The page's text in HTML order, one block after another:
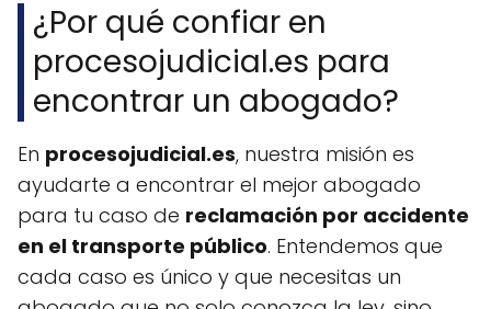
¿Por qué confiar en
procesojudicial.es para
encontrar un abogado?
En procesojudicial.es, nuestra misión es
ayudarte a encontrar el mejor abogado
para tu caso de reclamación por accidente
en el transporte público. Entendemos que
cada caso es único y que necesitas un